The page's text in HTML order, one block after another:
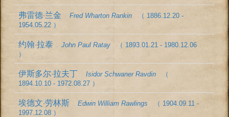
弗雷德·兰金Fred Wharton Rankin
（ 1886.12.20 -
1954.05.22 ）
约翰·拉泰John Paul Ratay
（ 1893.01.21 - 1980.12.06
）
伊斯多尔·拉夫丁Isidor Schwaner Ravdin
（
1894.10.10 - 1972.08.27 ）
埃德文·劳林斯Edwin William Rawlings
（ 1904.09.11 -
1997.12.08 ）